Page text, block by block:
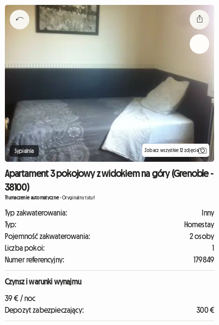
Sypialnia Zobacz wszystkie 12 zdjęcia
Apartament 3 pokojowy z widokiem na góry (Grenoble -
38100)
Tłumaczenie automatyczne-Oryginalny tytuł
Typ zakwaterowania:
Inny
Typ:
Homestay
Pojemność zakwaterowania:
2 osoby
Liczba pokoi:
1
Numer referencyjny:
179849
Czynsz i warunki wynajmu
39 € / noc
Depozyt zabezpieczający:
300 €